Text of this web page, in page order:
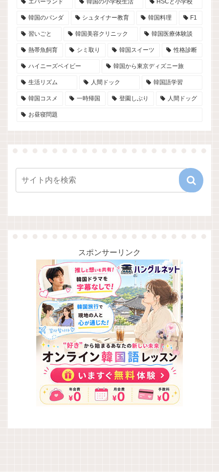
韓国のパンダ シュタイナー教育 韓国料理 F1
習いごと 韓国美容クリニック 韓国医療体験談
熱帯魚飼育 シミ取り 韓国スイーツ 性格診断
ハイニーズベイビー 韓国から東京ディズニー旅
生活リズム 人間ドック 韓国語学習
韓国コスメ 一時帰国 登園しぶり 人間ドッグ
お昼寝問題
スポンサーリンク